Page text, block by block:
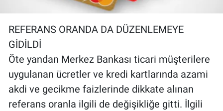
REFERANS ORANDA DA DÜZENLEMEYE
GİDİLDİ
Öte yandan Merkez Bankası ticari müşterilere
uygulanan ücretler ve kredi kartlarında azami
akdi ve gecikme faizlerinde dikkate alınan
referans oranla ilgili de değişikliğe gitti. İlgili